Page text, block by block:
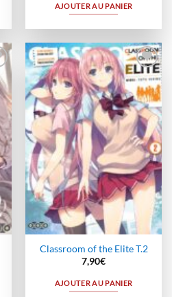
AJOUTER AU PANIER
Ajouter
à la
wishlist
Classroom of the Elite T.2
7,90€
AJOUTER AU PANIER